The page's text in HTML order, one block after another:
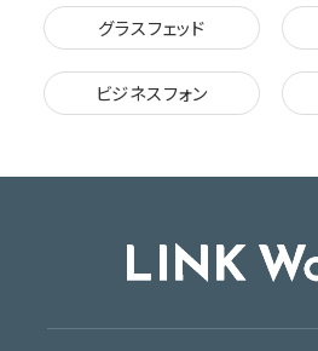
グラスフェッド
ビジネスフォン